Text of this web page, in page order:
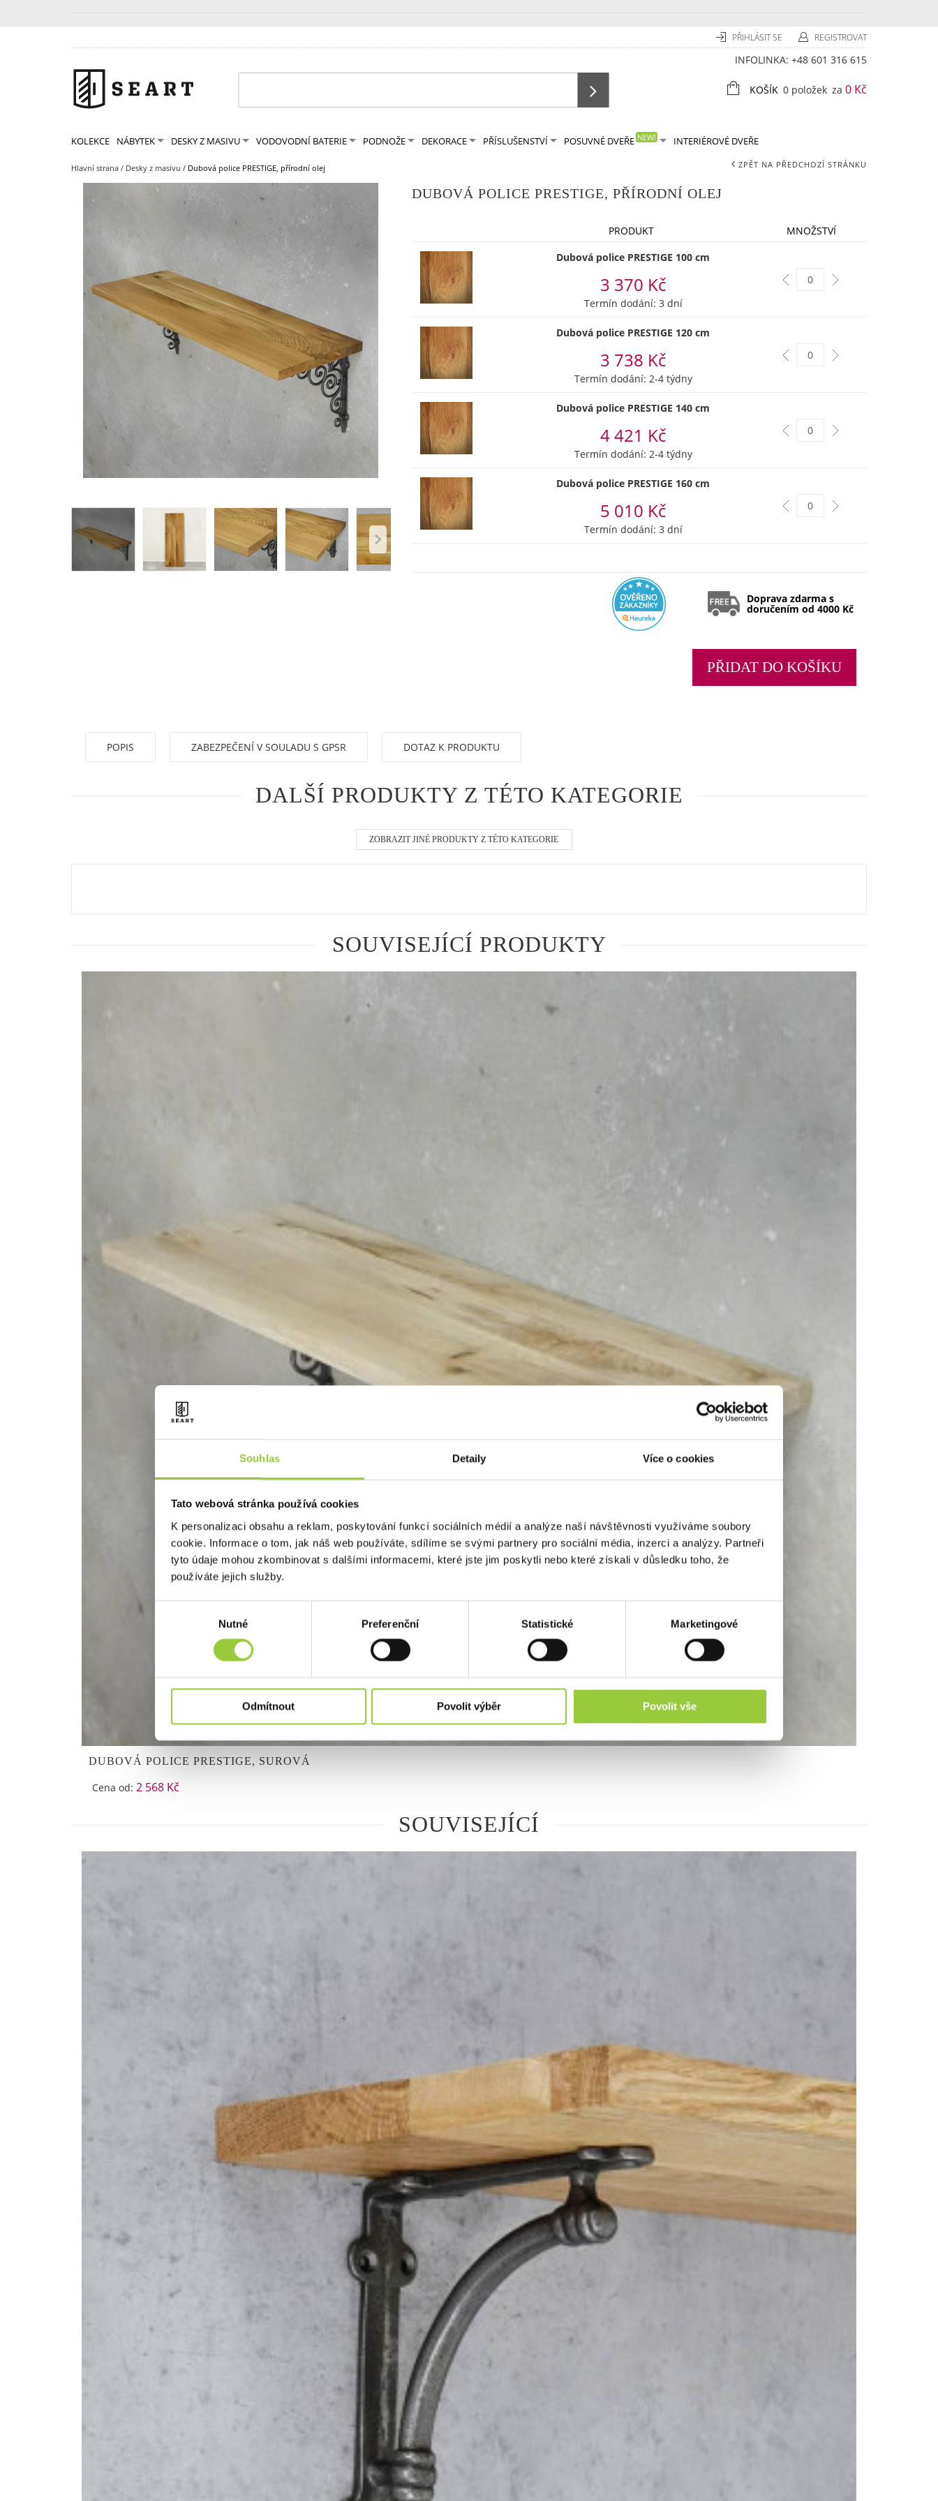
Souhlas Detaily Více o cookies
Tato webová stránka používá cookies
K personalizaci obsahu a reklam, poskytování funkcí sociálních médií a analýze naší návštěvnosti využíváme soubory
cookie. Informace o tom, jak náš web používáte, sdílíme se svými partnery pro sociální média, inzerci a analýzy. Partneři
tyto údaje mohou zkombinovat s dalšími informacemi, které jste jim poskytli nebo které získali v důsledku toho, že
používáte jejich služby.
Nutné Preferenční Statistické Marketingové
Odmítnout Povolit výběr Povolit vše
PŘIHLÁSIT SE REGISTROVAT
INFOLINKA: +48 601 316 615
KOŠÍK 0 položek za 0 Kč
KOLEKCE NÁBYTEK DESKY Z MASIVU VODOVODNÍ BATERIE PODNOŽE DEKORACE PŘÍSLUŠENSTVÍ POSUVNÉ DVEŘE NEW! INTERIÉROVÉ DVEŘE
Hlavní strana / Desky z masivu / Dubová police PRESTIGE, přírodní olej ZPĚT NA PŘEDCHOZÍ STRÁNKU
DUBOVÁ POLICE PRESTIGE, PŘÍRODNÍ OLEJ
PRODUKT
MNOŽSTVÍ
Dubová police PRESTIGE 100 cm
3 370 Kč
Termín dodání: 3 dní
Dubová police PRESTIGE 120 cm
3 738 Kč
Termín dodání: 2-4 týdny
Dubová police PRESTIGE 140 cm
4 421 Kč
Termín dodání: 2-4 týdny
Dubová police PRESTIGE 160 cm
5 010 Kč
Termín dodání: 3 dní
Doprava zdarma s
doručením od 4000 Kč
PŘIDAT DO KOŠÍKU
POPIS ZABEZPEČENÍ V SOULADU S GPSR DOTAZ K PRODUKTU
DALŠÍ PRODUKTY Z TÉTO KATEGORIE
ZOBRAZIT JINÉ PRODUKTY Z TÉTO KATEGORIE
SOUVISEJÍCÍ PRODUKTY
DUBOVÁ POLICE PRESTIGE, SUROVÁ
Cena od: 2 568 Kč
SOUVISEJÍCÍ